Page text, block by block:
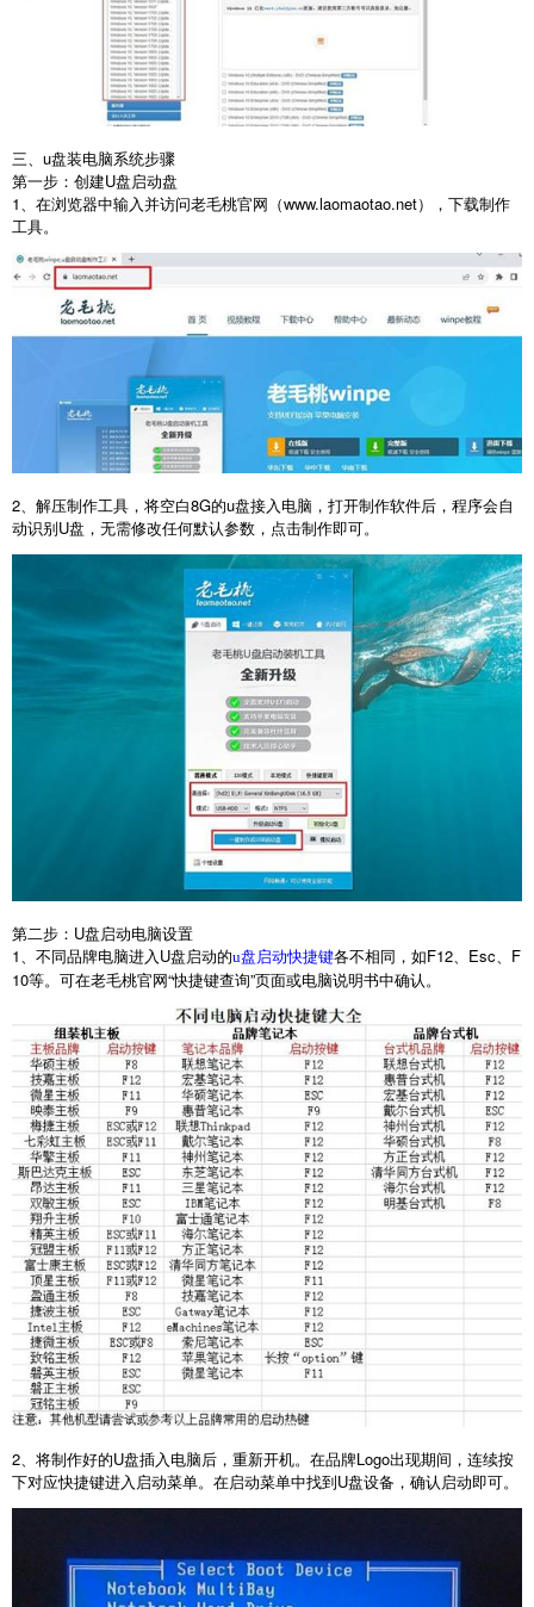
三、u盘装电脑系统步骤
第一步：创建U盘启动盘
1、在浏览器中输入并访问老毛桃官网（www.laomaotao.net），下载制作
工具。
2、解压制作工具，将空白8G的u盘接入电脑，打开制作软件后，程序会自
动识别U盘，无需修改任何默认参数，点击制作即可。
第二步： U盘启动电脑设置
1、不同品牌电脑进入U盘启动的u盘启动快捷键各不相同，如F12、 Esc、 F
10等。可在老毛桃官网“快捷键查询”页面或电脑说明书中确认。
2、将制作好的U盘插入电脑后，重新开机。在品牌Logo出现期间，连续按
下对应快捷键进入启动菜单。在启动菜单中找到U盘设备，确认启动即可。